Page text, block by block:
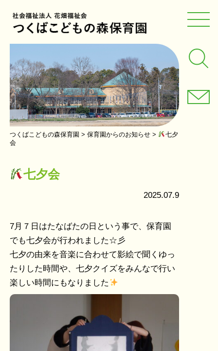
つくばこどもの森保育園 > 保育園からのお知らせ >
七夕
会
七夕会
2025.07.9
7月７日はたなばたの日という事で、保育園
でも七夕会が行われました☆彡
七夕の由来を音楽に合わせて影絵で聞くゆっ
たりした時間や、七夕クイズをみんなで行い
楽しい時間にもなりました